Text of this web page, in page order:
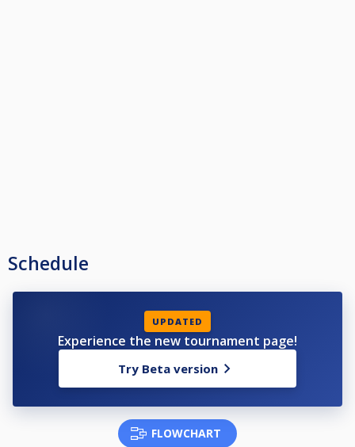
Schedule
UPDATED
Experience the new tournament page!
Try Beta version
FLOWCHART